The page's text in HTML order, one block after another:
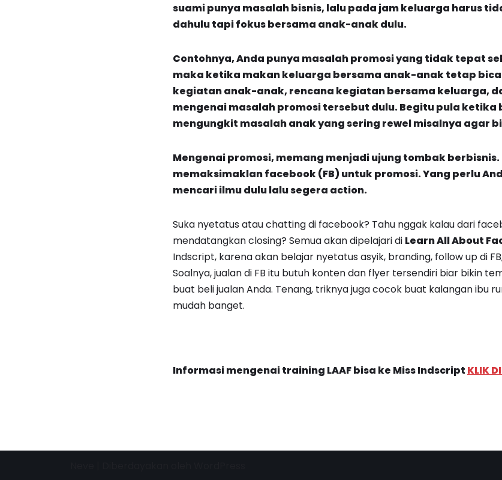
suami punya masalah bisnis, lalu pada jam keluarga harus
dahulu tapi fokus bersama anak-anak dulu.
Contohnya, Anda punya masalah promosi yang tidak tepat
maka ketika makan keluarga bersama anak-anak tetap
kegiatan anak-anak, rencana kegiatan bersama keluarga,
mengenai masalah promosi tersebut dulu. Begitu pula ketika
mengungkit masalah anak yang sering rewel misalnya agar
Mengenai promosi, memang menjadi ujung tombak
memaksimaklan facebook (FB) untuk promosi. Yang perlu
mencari ilmu dulu lalu segera action.
Suka nyetatus atau chatting di facebook? Tahu nggak kalau dari
mendatangkan closing? Semua akan dipelajari di Learn All About
Indscript, karena akan belajar nyetatus asyik, branding, follow up di
Soalnya, jualan di FB itu butuh konten dan flyer tersendiri biar bikin
buat beli jualan Anda. Tenang, triknya juga cocok buat kalangan ibu
mudah banget.
Informasi mengenaitraining LAAFbisa ke Miss Indscript KLIK